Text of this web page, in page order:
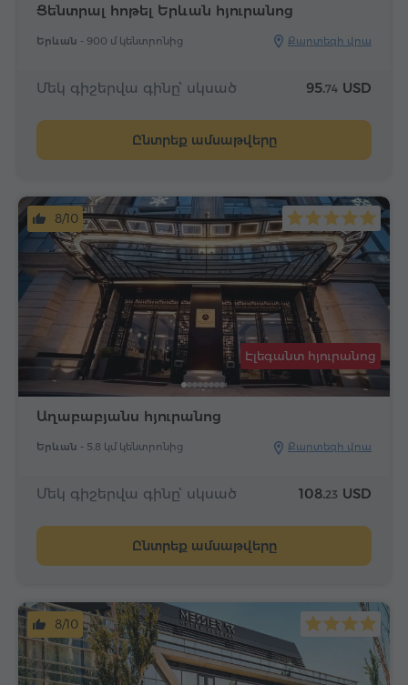
Ցենտրալ հոթել Երևան հյուրանոց
Երևան - 900 մ կենտրոնից Քարտեզի վրա
Մեկ գիշերվա գինը՝ սկսած 95.74 USD
Ընտրեք ամսաթվերը
Աղաբաբյանս հյուրանոց
Երևան - 5.8 կմ կենտրոնից Քարտեզի վրա
Էլեգանտ հյուրանոց
8/10
Մեկ գիշերվա գինը՝ սկսած 108.23 USD
Ընտրեք ամսաթվերը
8/10